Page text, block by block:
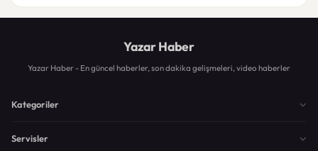
Yazar Haber
Yazar Haber - En güncel haberler, son dakika gelişmeleri, video haberler
Kategoriler
Servisler